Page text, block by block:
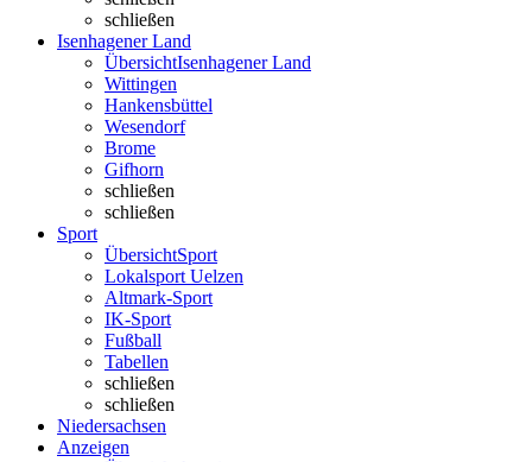
schließen
Isenhagener Land
ÜbersichtIsenhagener Land
Wittingen
Hankensbüttel
Wesendorf
Brome
Gifhorn
schließen
schließen
Sport
ÜbersichtSport
Lokalsport Uelzen
Altmark-Sport
IK-Sport
Fußball
Tabellen
schließen
schließen
Niedersachsen
Anzeigen